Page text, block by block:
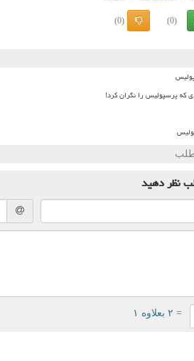
(0)
(0)
که پرسپولیس را نگران کرد!
نظر دهید
= ۲ بعلاوه ۱